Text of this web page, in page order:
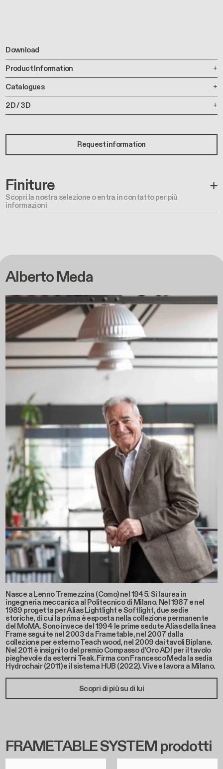
Download
Product Information
Catalogues
2D / 3D
Request information
Finiture
Scopri la nostra selezione o entra in contatto per più
informazioni
Alberto Meda
Nasce a Lenno Tremezzina (Como) nel 1945. Si laurea in
ingegneria meccanica al Politecnico di Milano. Nel 1987 e nel
1989 progetta per Alias Lightlight e Softlight, due sedie
storiche, di cui la prima è esposta nella collezione permanente
del MoMA. Sono invece del 1994 le prime sedute Alias della linea
Frame seguite nel 2003 da Frametable, nel 2007 dalla
collezione per esterno Teach wood, nel 2009 dai tavoli Biplane.
Nel 2011 è insignito del premio Compasso d'Oro ADI per il tavolo
pieghevole da esterni Teak. Firma con Francesco Meda la sedia
Hydrochair (2011) e il sistema HUB (2022). Vive e lavora a Milano.
Scopri di più su di lui
FRAMETABLE SYSTEM prodotti